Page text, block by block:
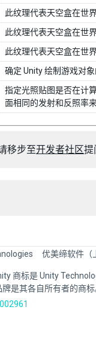
此纹理代表天空盒在世
此纹理代表天空盒在世
此纹理代表天空盒在世
确定 Unity 绘制游戏对
指定光照贴图是否在计
面相同的发射和反照率来
移步至开发者社区提
优美缔软件（
商标是 Unity
是其各自所有者的商标